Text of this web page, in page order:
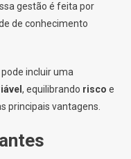
gestão é feita por
de conhecimento
incluir uma
, equilibrando risco e
principais vantagens.